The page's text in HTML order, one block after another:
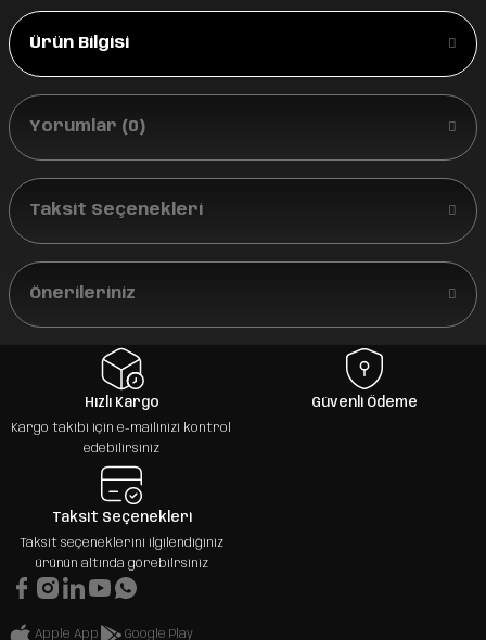
Ürün Bilgisi
Yorumlar (0)
Taksit Seçenekleri
Önerileriniz
Hızlı Kargo
Kargo takibi için e-mailinizi kontrol
edebilirsiniz
Güvenli Ödeme
Taksit Seçenekleri
Taksit seçeneklerini ilgilendiğiniz
ürünün altında görebilrsiniz
Apple App Google Play